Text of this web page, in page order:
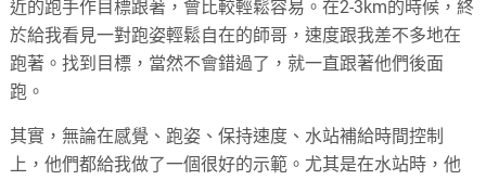
近的跑手作目標跟著，會比較輕鬆容易。在2-3km的時候，終
於給我看見一對跑姿輕鬆自在的師哥，速度跟我差不多地在
跑著。找到目標，當然不會錯過了，就一直跟著他們後面
跑。
其實，無論在感覺、跑姿、保持速度、水站補給時間控制
上，他們都給我做了一個很好的示範。尤其是在水站時，他